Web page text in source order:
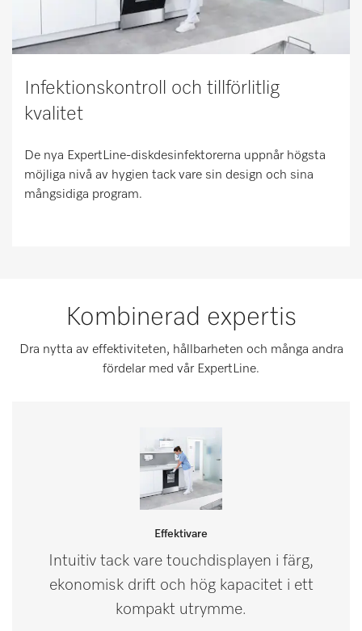
Infektionskontroll och tillförlitlig
kvalitet
De nya ExpertLine-diskdesinfektorerna uppnår högsta
möjliga nivå av hygien tack vare sin design och sina
mångsidiga program.
Kombinerad expertis
Dra nytta av effektiviteten, hållbarheten och många andra
fördelar med vår ExpertLine.
Effektivare
Intuitiv tack vare touchdisplayen i färg,
ekonomisk drift och hög kapacitet i ett
kompakt utrymme.